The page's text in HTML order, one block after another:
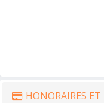
HONORAIRES